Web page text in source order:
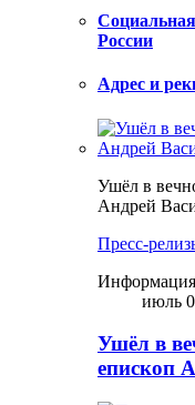
России
Адрес и
Ушёл в
Андрей
Пресс-
Информация
июль
Ушёл в
епископ